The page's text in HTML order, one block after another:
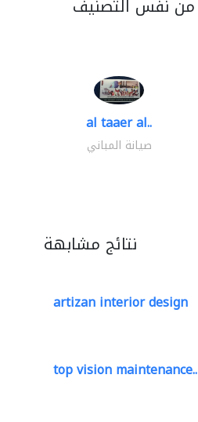
من نفس التصنيف
al taaer al..
صيانة المباني
نتائج مشابهة
artizan interior design
top vision maintenance..